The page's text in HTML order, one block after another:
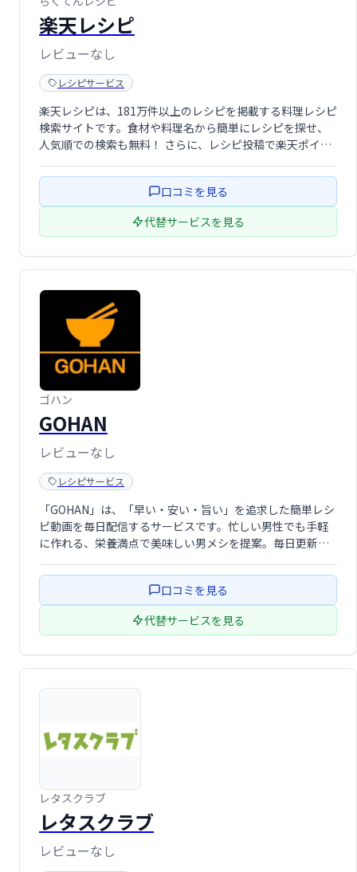
楽天レシピ
レビューなし
レシピサービス
楽天レシピは、181万件以上のレシピを掲載する料理レシピ
検索サイトです。食材や料理名から簡単にレシピを探せ、
人気順での検索も無料！ さらに、レシピ投稿で楽天ポイン
トを貯めたい方におすすめです。
口コミを見る
代替サービスを見る
ゴハン
GOHAN
レビューなし
レシピサービス
「GOHAN」は、「早い・安い・旨い」を追求した簡単レシ
ピ動画を毎日配信するサービスです。忙しい男性でも手軽
に作れる、栄養満点で美味しい男メシを提案。毎日更新さ
られる料理動画を探している方におすすめです。
口コミを見る
代替サービスを見る
レタスクラブ
レタスクラブ
レビューなし